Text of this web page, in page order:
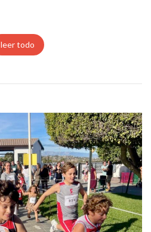
leer todo